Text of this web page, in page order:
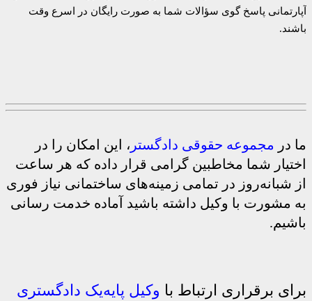
آپارتمانی پاسخ گوی سؤالات شما به صورت رایگان در اسرع وقت
باشند.
ما در مجموعه حقوقی دادگستر ، این امکان را در
اختیار شما مخاطبین گرامی قرار داده که هر ساعت
از شبانه‌روز در تمامی زمینه‌های ساختمانی نیاز فوری
به مشورت با وکیل داشته باشید آماده خدمت رسانی
باشیم.
برای برقراری ارتباط با وکیل پایه‌یک دادگستری